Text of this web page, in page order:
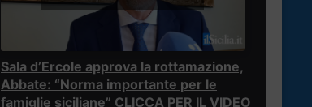
Sala d’Ercole approva la rottamazione,
Abbate: “Norma importante per le
famiglie siciliane” CLICCA PER IL VIDEO